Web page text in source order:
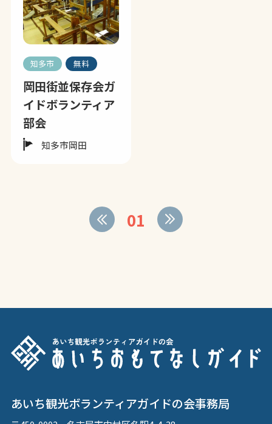
知多市 無料
岡田街並保存会ガ
イドボランティア
部会
知多市岡田
01
あいち観光ボランティアガイドの会事務局